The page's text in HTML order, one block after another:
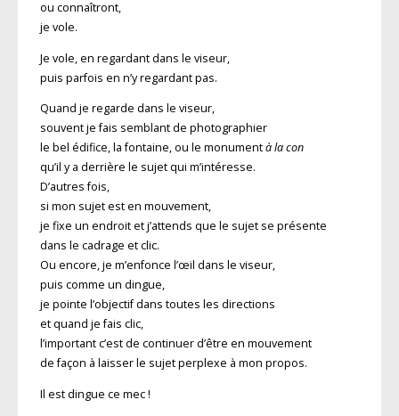
ou connaîtront,
je vole.
Je vole, en regardant dans le viseur,
puis parfois en n’y regardant pas.
Quand je regarde dans le viseur,
souvent je fais semblant de photographier
le bel édifice, la fontaine, ou le monumentà la con
qu’il y a derrière le sujet qui m’intéresse.
D’autres fois,
si mon sujet est en mouvement,
je fixe un endroit et j’attends que le sujet se présente
dans le cadrage et clic.
Ou encore, je m’enfonce l’œil dans le viseur,
puis comme un dingue,
je pointe l’objectif dans toutes les directions
et quand je fais clic,
l’important c’est de continuer d’être en mouvement
de façon à laisser le sujet perplexe à mon propos.
Il est dingue ce mec !